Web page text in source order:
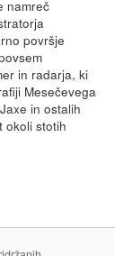
namreč
površje
in radarja, ki
Mesečevega
in ostalih
okoli stotih